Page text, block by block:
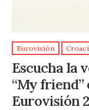
Eurovisión
Escucha la
“My friend”
Eurovisión